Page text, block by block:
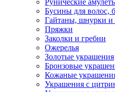
Рунические
Бусины для волос,
Гайтаны, шнурки и
Пряжки
Заколки и гребни
Ожерелья
Золотые украшения
Бронзовые
Кожаные
Украшения с